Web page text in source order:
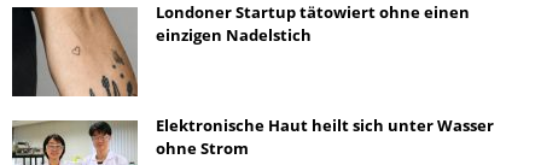
Londoner Startup tätowiert ohne einen
einzigen Nadelstich
Elektronische Haut heilt sich unter Wasser
ohne Strom